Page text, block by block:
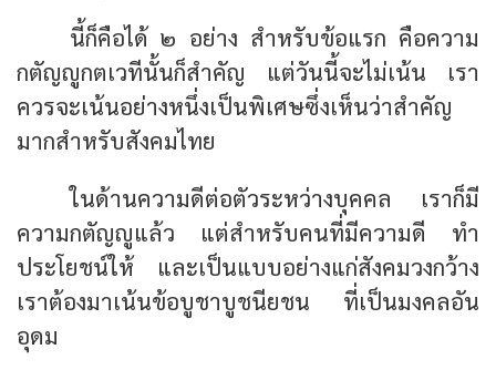
นี้ก็คือได้ ๒ อย่าง สำหรับข้อแรก คือความ
กตัญญูกตเวทีนั้นก็สำคัญ แต่วันนี้จะไม่เน้น เรา
ควรจะเน้นอย่างหนึ่งเป็นพิเศษซึ่งเห็นว่าสำคัญ
มากสำหรับสังคมไทย
ในด้านความดีต่อตัวระหว่างบุคคล เราก็มี
ความกตัญญูแล้ว แต่สำหรับคนที่มีความดี ทำ
ประโยชน์ให้ และเป็นแบบอย่างแก่สังคมวงกว้าง
เราต้องมาเน้นข้อบูชาบูชนียชน ที่เป็นมงคลอัน
อุดม